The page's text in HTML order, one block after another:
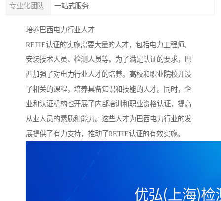
专业化团队 一站式服务
培养巴西电力行业人才
RETIE认证的实施需要大量的人才，包括电力工程师、
安装技术人员、检测人员等。为了满足认证的要求，巴
西加强了对电力行业人才的培养。高校和职业院校开设
了相关的课程，培养具备知识和技能的人才。同时，企
业和认证机构也开展了内部培训和职业资格认证，提高
从业人员的素质和能力。这些人才为巴西电力行业的发
展提供了有力支持，推动了RETIE认证的有效实施。